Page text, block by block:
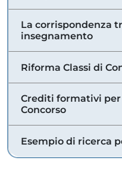
La corrispondenza
insegnamento
Riforma Classi di
Crediti formativi per
Concorso
Esempio di ricerca